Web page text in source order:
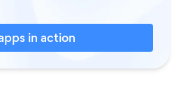
in action